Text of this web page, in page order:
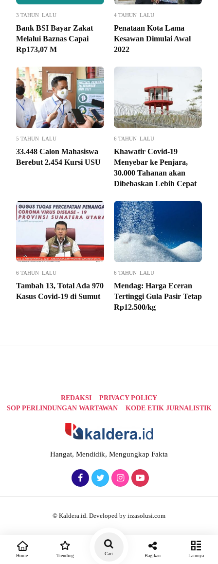
3 TAHUN LALU
Bank BSI Bayar Zakat
Melalui Baznas Capai
Rp173,07 M
4 TAHUN LALU
Penataan Kota Lama
Kesawan Dimulai Awal
2022
5 TAHUN LALU
33.448 Calon Mahasiswa
Berebut 2.454 Kursi USU
6 TAHUN LALU
Khawatir Covid-19
Menyebar ke Penjara,
30.000 Tahanan akan
Dibebaskan Lebih Cepat
6 TAHUN LALU
Tambah 13, Total Ada 970
Kasus Covid-19 di Sumut
6 TAHUN LALU
Mendag: Harga Eceran
Tertinggi Gula Pasir Tetap
Rp12.500/kg
REDAKSI
PRIVACY POLICY
SOP PERLINDUNGAN WARTAWAN
KODE ETIK JURNALISTIK
Hangat, Mendidik, Mengungkap Fakta
© Kaldera.id. Developed by irzasolusi.com
Home Trending Cari Bagikan Lainnya